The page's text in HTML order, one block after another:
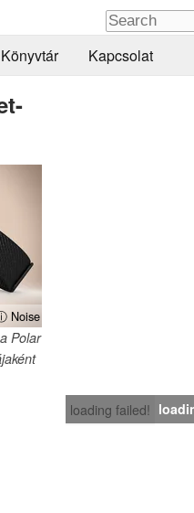
Könyvtár Kapcsolat
Noise
Polar
loading failed!